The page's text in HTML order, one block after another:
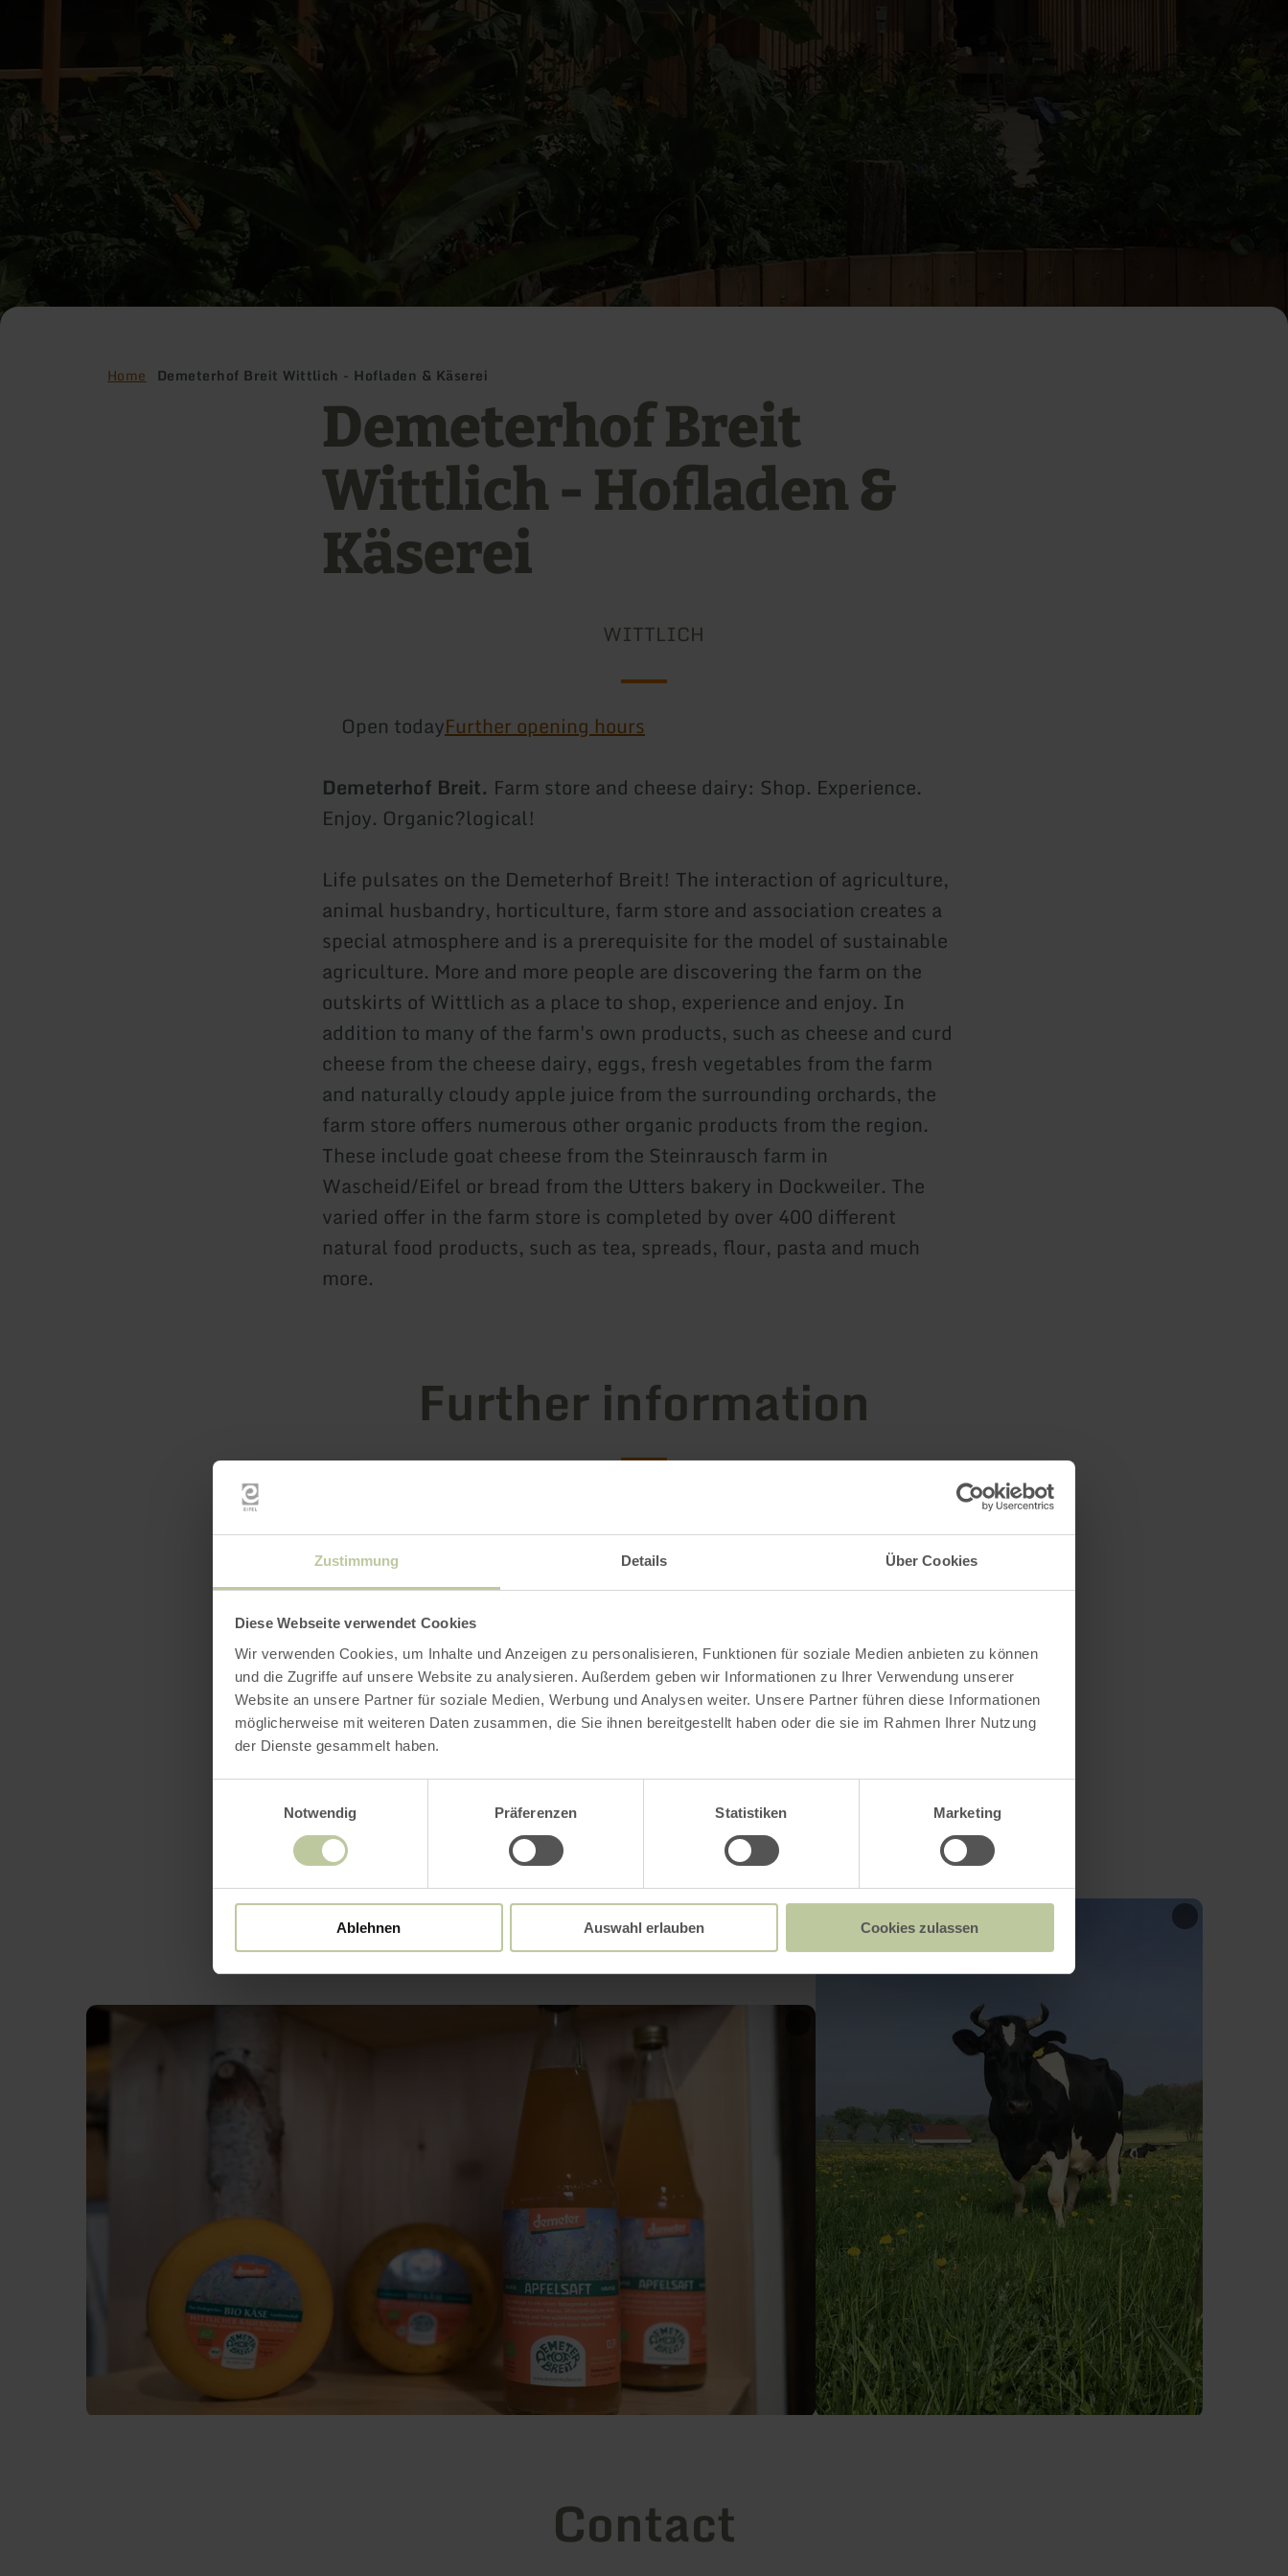
Zustimmung Details Über Cookies
Diese Webseite verwendet Cookies
Wir verwenden Cookies, um Inhalte und Anzeigen zu personalisieren, Funktionen für soziale Medien anbieten zu können
und die Zugriffe auf unsere Website zu analysieren. Außerdem geben wir Informationen zu Ihrer Verwendung unserer
Website an unsere Partner für soziale Medien, Werbung und Analysen weiter. Unsere Partner führen diese Informationen
möglicherweise mit weiteren Daten zusammen, die Sie ihnen bereitgestellt haben oder die sie im Rahmen Ihrer Nutzung
der Dienste gesammelt haben.
Notwendig
Präferenzen Statistiken Marketing
Ablehnen Auswahl erlauben Cookies zulassen
Home Demeterhof Breit Wittlich - Hofladen & Käserei
Demeterhof Breit
Wittlich - Hofladen &
Käserei
WITTLICH
Open todayFurther opening hours
Demeterhof Breit. Farm store and cheese dairy: Shop. Experience.
Enjoy. Organic?logical!
Life pulsates on the Demeterhof Breit! The interaction of agriculture,
animal husbandry, horticulture, farm store and association creates a
special atmosphere and is a prerequisite for the model of sustainable
agriculture. More and more people are discovering the farm on the
outskirts of Wittlich as a place to shop, experience and enjoy. In
addition to many of the farm's own products, such as cheese and curd
cheese from the cheese dairy, eggs, fresh vegetables from the farm
and naturally cloudy apple juice from the surrounding orchards, the
farm store offers numerous other organic products from the region.
These include goat cheese from the Steinrausch farm in
Wascheid/Eifel or bread from the Utters bakery in Dockweiler. The
varied offer in the farm store is completed by over 400 different
natural food products, such as tea, spreads, flour, pasta and much
more.
Further information
Opening hours
Features / Special features
Categories
Impressions
Contact